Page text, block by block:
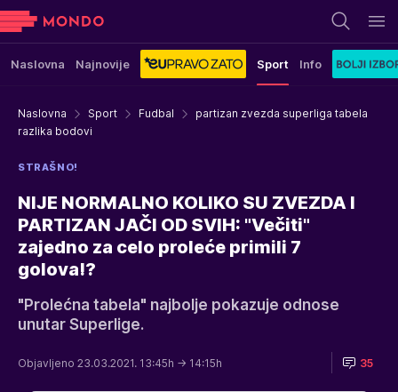
Naslovna Najnovije Sport Info
Naslovna Sport Fudbal
partizan zvezda superliga tabela
razlika bodovi
STRAŠNO!
NIJE NORMALNO KOLIKO SU ZVEZDA I
PARTIZAN JAČI OD SVIH: "Večiti"
zajedno za celo proleće primili 7
golova!?
"Prolećna tabela" najbolje pokazuje odnose
unutar Superlige.
Objavljeno 23.03.2021. 13:45h → 14:15h 35